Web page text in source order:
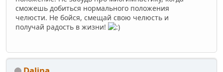
сможешь добиться нормального положения
челюсти. Не бойся, смещай свою челюсть и
получай радость в жизни!